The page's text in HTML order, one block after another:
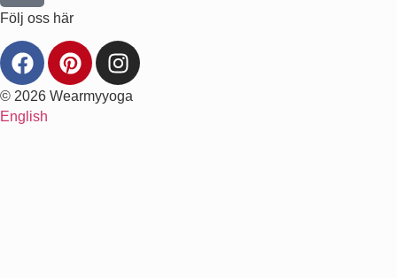
Följ oss här
© 2026 Wearmyyoga
English